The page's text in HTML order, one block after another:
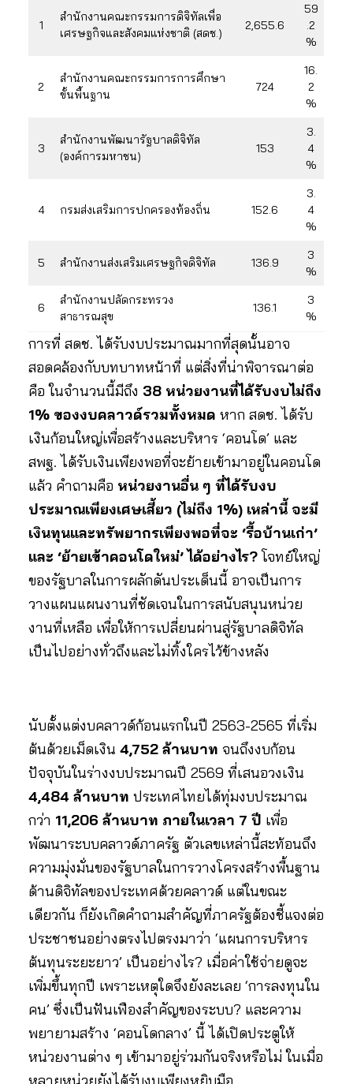
1
สำนักงานคณะกรรมการดิจิทัลเพื่อ
เศรษฐกิจและสังคมแห่งชาติ (สดช.)
2,655.6
59
.2
%
2
สำนักงานคณะกรรมการการศึกษา
ขั้นพื้นฐาน
724
16.
2
%
3
สำนักงานพัฒนารัฐบาลดิจิทัล
(องค์การมหาชน)
153
3.
4
%
4 กรมส่งเสริมการปกครองท้องถิ่น 152.6
3.
4
%
5 สำนักงานส่งเสริมเศรษฐกิจดิจิทัล 136.9
3
%
6
สำนักงานปลัดกระทรวง
สาธารณสุข
136.1
3
%
การที่ สดช. ได้รับงบประมาณมากที่สุดนั้นอาจ
สอดคล้องกับบทบาทหน้าที่ แต่สิ่งที่น่าพิจารณาต่อ
คือ ในจำนวนนี้มีถึง 38 หน่วยงานที่ได้รับงบไม่ถึง
1% ของงบคลาวด์รวมทั้งหมด หาก สดช. ได้รับ
เงินก้อนใหญ่เพื่อสร้างและบริหาร ‘คอนโด’ และ
สพฐ. ได้รับเงินเพียงพอที่จะย้ายเข้ามาอยู่ในคอนโด
แล้ว คำถามคือ หน่วยงานอื่น ๆ ที่ได้รับงบ
ประมาณเพียงเศษเสี้ยว (ไม่ถึง 1%) เหล่านี้ จะมี
เงินทุนและทรัพยากรเพียงพอที่จะ ‘รื้อบ้านเก่า’
และ ‘ย้ายเข้าคอนโดใหม่’ ได้อย่างไร?โจทย์ใหญ่
ของรัฐบาลในการผลักดันประเด็นนี้ อาจเป็นการ
วางแผนแผนงานที่ชัดเจนในการสนับสนุนหน่วย
งานที่เหลือ เพื่อให้การเปลี่ยนผ่านสู่รัฐบาลดิจิทัล
เป็นไปอย่างทั่วถึงและไม่ทิ้งใครไว้ข้างหลัง
นับตั้งแต่งบคลาวด์ก้อนแรกในปี 2563-2565 ที่เริ่ม
ต้นด้วยเม็ดเงิน 4,752 ล้านบาท จนถึงงบก้อน
ปัจจุบันในร่างงบประมาณปี 2569 ที่เสนอวงเงิน
4,484 ล้านบาท ประเทศไทยได้ทุ่มงบประมาณ
กว่า 11,206 ล้านบาท ภายในเวลา 7 ปี เพื่อ
พัฒนาระบบคลาวด์ภาครัฐ ตัวเลขเหล่านี้สะท้อนถึง
ความมุ่งมั่นของรัฐบาลในการวางโครงสร้างพื้นฐาน
ด้านดิจิทัลของประเทศด้วยคลาวด์ แต่ในขณะ
เดียวกัน ก็ยังเกิดคำถามสำคัญที่ภาครัฐต้องชี้แจงต่อ
ประชาชนอย่างตรงไปตรงมาว่า ‘แผนการบริหาร
ต้นทุนระยะยาว’ เป็นอย่างไร? เมื่อค่าใช้จ่ายดูจะ
เพิ่มขึ้นทุกปี เพราะเหตุใดจึงยังละเลย ‘การลงทุนใน
คน’ ซึ่งเป็นฟันเฟืองสำคัญของระบบ? และความ
พยายามสร้าง ‘คอนโดกลาง’ นี้ ได้เปิดประตูให้
หน่วยงานต่าง ๆ เข้ามาอยู่ร่วมกันจริงหรือไม่ ในเมื่อ
หลายหน่วยยังได้รับงบเพียงหยิบมือ